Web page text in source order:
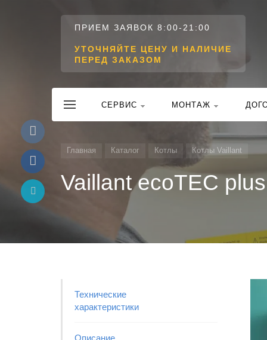
ПРИЕМ ЗАЯВОК 8:00-21:00
УТОЧНЯЙТЕ ЦЕНУ И НАЛИЧИЕ
ПЕРЕД ЗАКАЗОМ
CЕРВИС МОНТАЖ
Главная Каталог Котлы Котлы Vaillant
Vaillant ecoTEC
Технические
характеристики
Описание